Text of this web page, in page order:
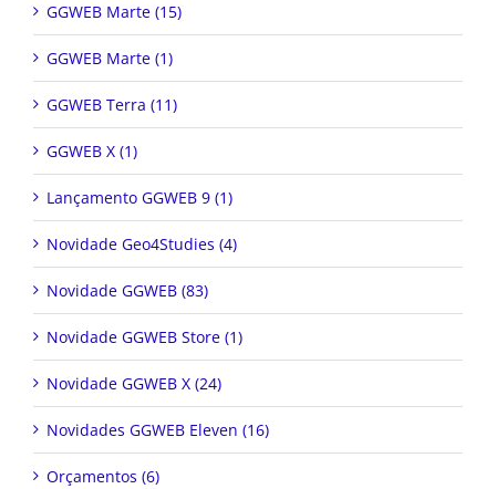
GGWEB Marte (15)
GGWEB Marte (1)
GGWEB Terra (11)
GGWEB X (1)
Lançamento GGWEB 9 (1)
Novidade Geo4Studies (4)
Novidade GGWEB (83)
Novidade GGWEB Store (1)
Novidade GGWEB X (24)
Novidades GGWEB Eleven (16)
Orçamentos (6)